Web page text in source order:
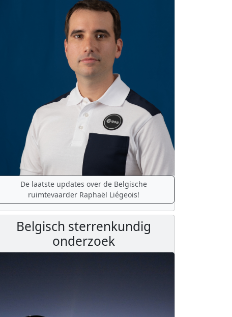
De laatste updates over de Belgische
ruimtevaarder Raphaël Liégeois!
Belgisch sterrenkundig
onderzoek